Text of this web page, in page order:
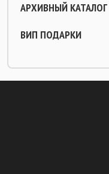
АРХИВНЫЙ КАТАЛОГ
ВИП ПОДАРКИ